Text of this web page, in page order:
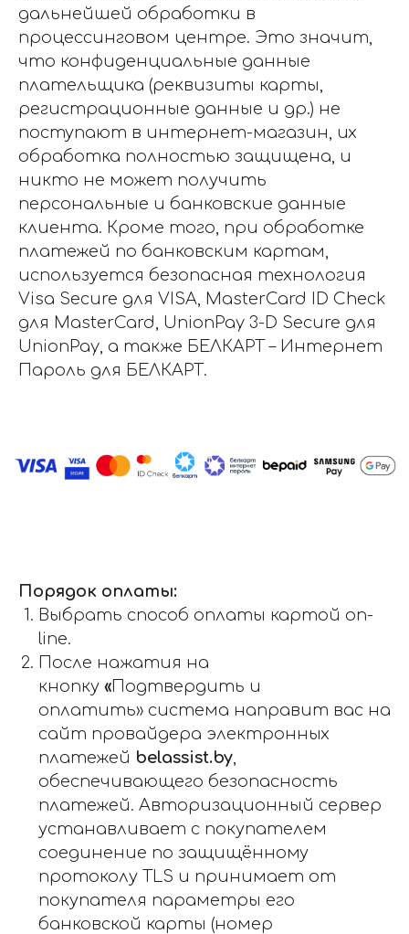
дальнейшей обработки в
процессинговом центре. Это значит,
что конфиденциальные данные
плательщика (реквизиты карты,
регистрационные данные и др.) не
поступают в интернет-магазин, их
обработка полностью защищена, и
никто не может получить
персональные и банковские данные
клиента. Кроме того, при обработке
платежей по банковским картам,
используется безопасная технология
Visa Secure для VISA, MasterCard ID Check
для MasterCard, UnionPay 3-D Secure для
UnionPay, а также БЕЛКАРТ – Интернет
Пароль для БЕЛКАРТ.
Порядок оплаты:
Выбрать способ оплаты картой on-
line.
После нажатия на
кнопку «Подтвердить и
оплатить» система направит вас на
сайт провайдера электронных
платежей belassist.by,
обеспечивающего безопасность
платежей. Авторизационный сервер
устанавливает с покупателем
соединение по защищённому
протоколу TLS и принимает от
покупателя параметры его
банковской карты (номер